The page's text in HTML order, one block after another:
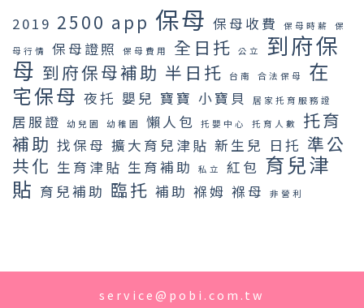
2019 2500 app 保母 保母收費 保母時薪 保
母行情 保母證照 保母費用 全日托 公立 到府保
母 到府保母補助 半日托 台南 合法保母
在
宅保母 夜托 嬰兒 寶寶 小寶貝 居家托育服務證
居服證 幼兒園 幼稚園 懶人包 托嬰中心 托育人數
托育
補助 找保母 擴大育兒津貼 新生兒 日托 準公
共化 生育津貼 生育補助 私立 紅包 育兒津
貼 育兒補助 臨托 補助 褓姆 褓母 非營利
service@pobi.com.tw